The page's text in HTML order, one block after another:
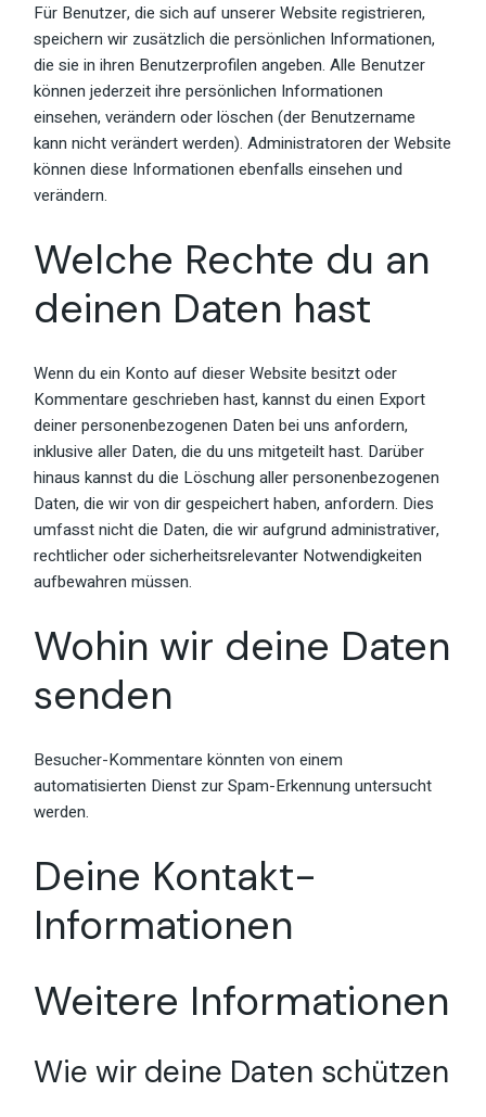
Für Benutzer, die sich auf unserer Website registrieren,
speichern wir zusätzlich die persönlichen Informationen,
die sie in ihren Benutzerprofilen angeben. Alle Benutzer
können jederzeit ihre persönlichen Informationen
einsehen, verändern oder löschen (der Benutzername
kann nicht verändert werden). Administratoren der Website
können diese Informationen ebenfalls einsehen und
verändern.
Welche Rechte du an
deinen Daten hast
Wenn du ein Konto auf dieser Website besitzt oder
Kommentare geschrieben hast, kannst du einen Export
deiner personenbezogenen Daten bei uns anfordern,
inklusive aller Daten, die du uns mitgeteilt hast. Darüber
hinaus kannst du die Löschung aller personenbezogenen
Daten, die wir von dir gespeichert haben, anfordern. Dies
umfasst nicht die Daten, die wir aufgrund administrativer,
rechtlicher oder sicherheitsrelevanter Notwendigkeiten
aufbewahren müssen.
Wohin wir deine Daten
senden
Besucher-Kommentare könnten von einem
automatisierten Dienst zur Spam-Erkennung untersucht
werden.
Deine Kontakt-
Informationen
Weitere Informationen
Wie wir deine Daten schützen